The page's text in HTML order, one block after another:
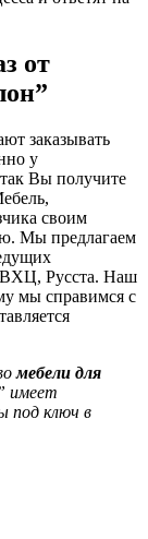
от
заказывать
у
Вы получите
своим
Мы предлагаем
ВХЦ, Русста. Наш
мы справимся с
мебели для
имеет
под ключ в